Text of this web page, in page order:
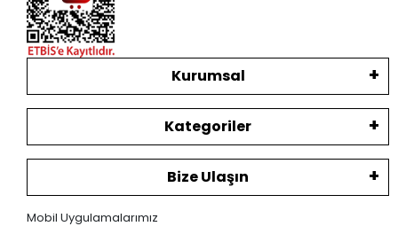
Kurumsal
Kategoriler
Bize Ulaşın
Mobil Uygulamalarımız